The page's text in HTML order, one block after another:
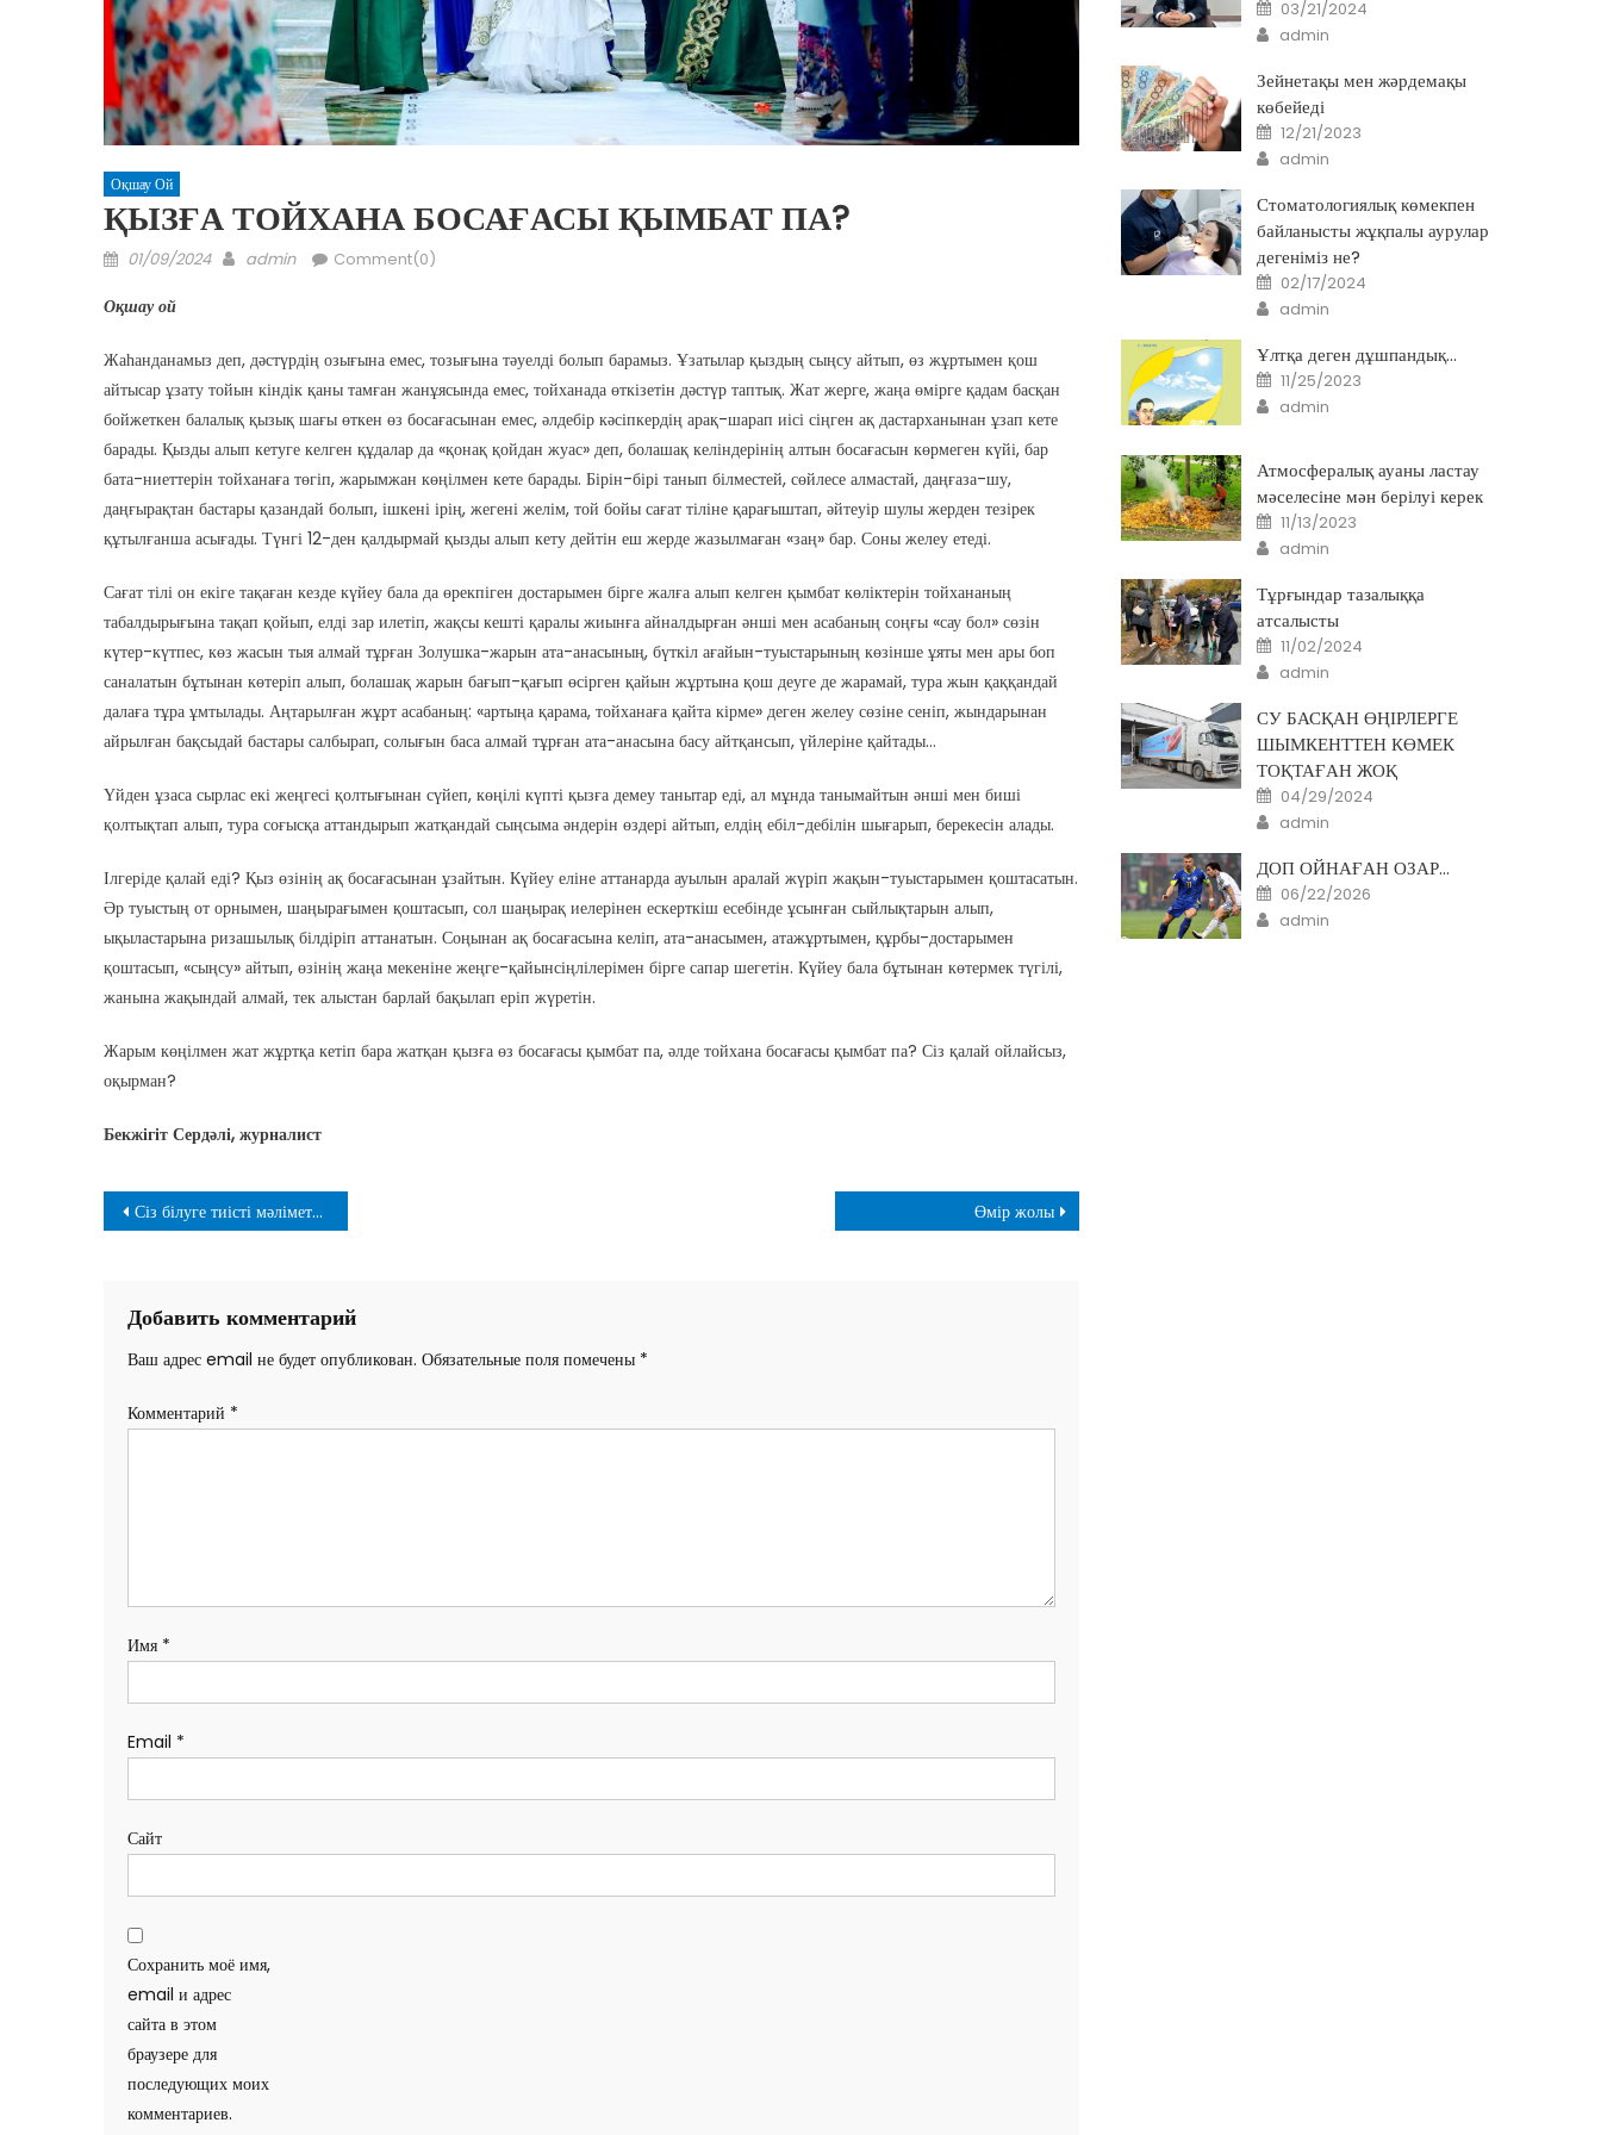
Оқшау Ой
ҚЫЗҒА ТОЙХАНА БОСАҒАСЫ ҚЫМБАТ ПА?
Posted
01/09/2024 Author
admin Comment(0)
Оқшау ой
Жаһанданамыз деп, дәстүрдің озығына емес, тозығына тәуелді болып барамыз. Ұзатылар қыздың сыңсу айтып, өз жұртымен қош
айтысар ұзату тойын кіндік қаны тамған жанұясында емес, тойханада өткізетін дәстүр таптық. Жат жерге, жаңа өмірге қадам басқан
бойжеткен балалық қызық шағы өткен өз босағасынан емес, әлдебір кәсіпкердің арақ-шарап иісі сіңген ақ дастарханынан ұзап кете
барады. Қызды алып кетуге келген құдалар да «қонақ қойдан жуас» деп, болашақ келіндерінің алтын босағасын көрмеген күйі, бар
бата-ниеттерін тойханаға төгіп, жарымжан көңілмен кете барады. Бірін-бірі танып білместей, сөйлесе алмастай, даңғаза-шу,
даңғырақтан бастары қазандай болып, ішкені ірің, жегені желім, той бойы сағат тіліне қарағыштап, әйтеуір шулы жерден тезірек
құтылғанша асығады. Түнгі 12-ден қалдырмай қызды алып кету дейтін еш жерде жазылмаған «заң» бар. Соны желеу етеді.
Сағат тілі он екіге тақаған кезде күйеу бала да өрекпіген достарымен бірге жалға алып келген қымбат көліктерін тойхананың
табалдырығына тақап қойып, елді зар илетіп, жақсы кешті қаралы жиынға айналдырған әнші мен асабаның соңғы «сау бол» сөзін
күтер-күтпес, көз жасын тыя алмай тұрған Золушка-жарын ата-анасының, бүткіл ағайын-туыстарының көзінше ұяты мен ары боп
саналатын бұтынан көтеріп алып, болашақ жарын бағып-қағып өсірген қайын жұртына қош деуге де жарамай, тура жын қаққандай
далаға тұра ұмтылады. Аңтарылған жұрт асабаның: «артыңа қарама, тойханаға қайта кірме» деген желеу сөзіне сеніп, жындарынан
айрылған бақсыдай бастары салбырап, солығын баса алмай тұрған ата-анасына басу айтқансып, үйлеріне қайтады…
Үйден ұзаса сырлас екі жеңгесі қолтығынан сүйеп, көңілі күпті қызға демеу танытар еді, ал мұнда танымайтын әнші мен биші
қолтықтап алып, тура соғысқа аттандырып жатқандай сыңсыма әндерін өздері айтып, елдің ебіл-дебілін шығарып, берекесін алады.
Ілгеріде қалай еді? Қыз өзінің ақ босағасынан ұзайтын. Күйеу еліне аттанарда ауылын аралай жүріп жақын-туыстарымен қоштасатын.
Әр туыстың от орнымен, шаңырағымен қоштасып, сол шаңырақ иелерінен ескерткіш есебінде ұсынған сыйлықтарын алып,
ықыластарына ризашылық білдіріп аттанатын. Соңынан ақ босағасына келіп, ата-анасымен, атажұртымен, құрбы-достарымен
қоштасып, «сыңсу» айтып, өзінің жаңа мекеніне жеңге-қайынсіңлілерімен бірге сапар шегетін. Күйеу бала бұтынан көтермек түгілі,
жанына жақындай алмай, тек алыстан барлай бақылап еріп жүретін.
Жарым көңілмен жат жұртқа кетіп бара жатқан қызға өз босағасы қымбат па, әлде тойхана босағасы қымбат па? Сіз қалай ойлайсыз,
оқырман?
Бекжігіт Сердәлі, журналист
Навигация
записям
Сіз білуге тиісті мәліметтер Өмір жолы
Добавить комментарий
Ваш адрес email не будет опубликован. Обязательные поля помечены *
Комментарий *
Имя *
Email *
Сайт
Сохранить моё имя,
email и адрес
сайта в этом
браузере для
последующих моих
комментариев.
on
03/21/2024
Author
admin
Зейнетақы мен жәрдемақы
көбейеді
Posted
on
12/21/2023
Author
admin
Стоматологиялық көмекпен
байланысты жұқпалы аурулар
дегеніміз не?
Posted
on
02/17/2024
Author
admin
Ұлтқа деген дұшпандық…
Posted
on
11/25/2023
Author
admin
Атмосфералық ауаны ластау
мәселесіне мән берілуі керек
Posted
on
11/13/2023
Author
admin
Тұрғындар тазалыққа
атсалысты
Posted
on
11/02/2024
Author
admin
СУ БАСҚАН ӨҢІРЛЕРГЕ
ШЫМКЕНТТЕН КӨМЕК
ТОҚТАҒАН ЖОҚ
Posted
on
04/29/2024
Author
admin
ДОП ОЙНАҒАН ОЗАР…
Posted
on
06/22/2026
Author
admin